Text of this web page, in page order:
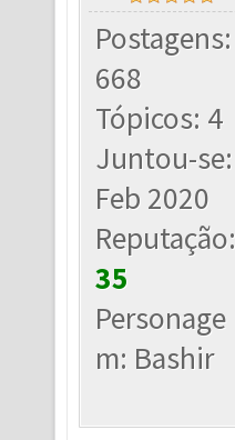
Postagens:
668
Tópicos: 4
Juntou-se:
Feb 2020
Reputação:
35
Personage
m: Bashir